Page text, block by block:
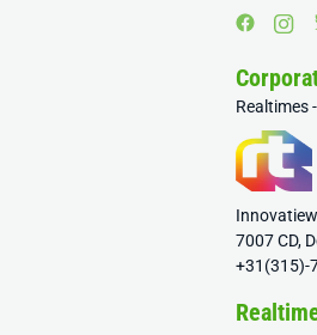
Realtimes
7007 CD,
+31(315)-